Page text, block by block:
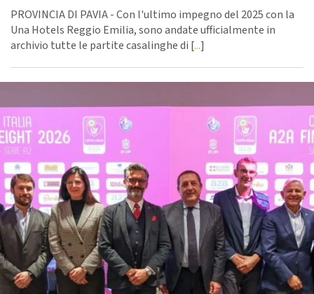
PROVINCIA DI PAVIA - Con l'ultimo impegno del 2025 con la
Una Hotels Reggio Emilia, sono andate ufficialmente in
archivio tutte le partite casalinghe di [...]